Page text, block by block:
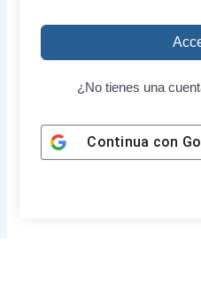
¿No tienes una
Continua con